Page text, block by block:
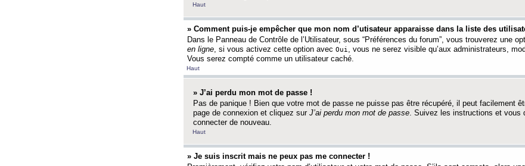
Haut
» Comment puis-je empêcher que mon nom d’utisateur apparaisse dans la liste des
Dans le Panneau de Contrôle de l’Utilisateur, sous “Préférences du forum”, vous trouverez une
en ligne, si vous activez cette option avec Oui , vous ne serez visible qu’aux administrateurs,
Vous serez compté comme un utilisateur caché.
Haut
» J’ai perdu mon mot de passe !
Pas de panique ! Bien que votre mot de passe ne puisse pas être récupéré, il peut facilement
page de connexion et cliquez sur J’ai perdu mon mot de passe. Suivez les instructions et vous
connecter de nouveau.
Haut
» Je suis inscrit mais ne peux pas me connecter !